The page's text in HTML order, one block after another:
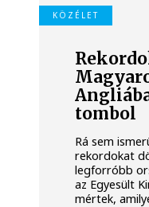
KÖZÉLET
tombol
Rá sem
rekordokat
legforróbb
az Egyesült
mértek,